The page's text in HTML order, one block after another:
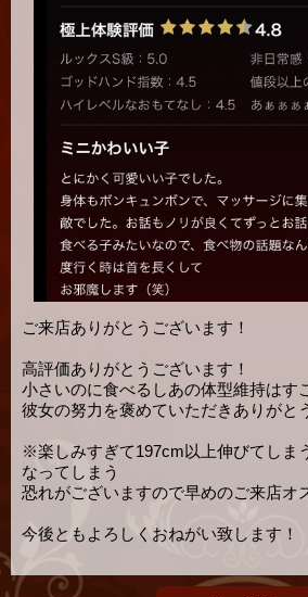
ご来店ありがとうございます！
高評価ありがとうございます！
小さいのに食べるしあの体型維持はす
彼女の努力を褒めていただきありがと
※楽しみすぎて197cm以上伸びてしま
なってしまう
恐れがございますので早めのご来店オ
今後ともよろしくおねがい致します！